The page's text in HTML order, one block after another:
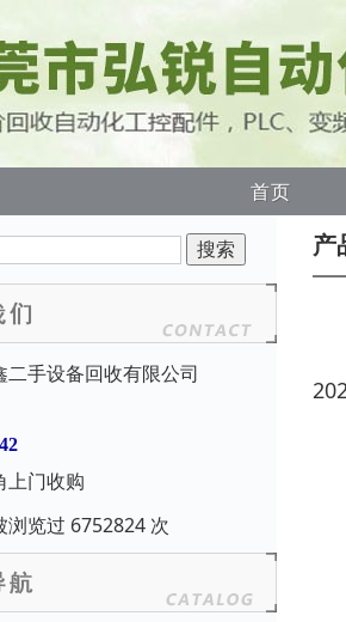
首页
二手设备回收有限公司
上门收购
浏览过 6752824 次
产